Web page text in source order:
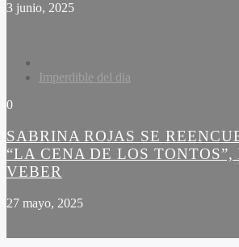
3 junio, 2025
Imperdible del dia
0
SABRINA ROJAS SE
“LA CENA DE LOS TONTOS”,
VEBER
27 mayo, 2025